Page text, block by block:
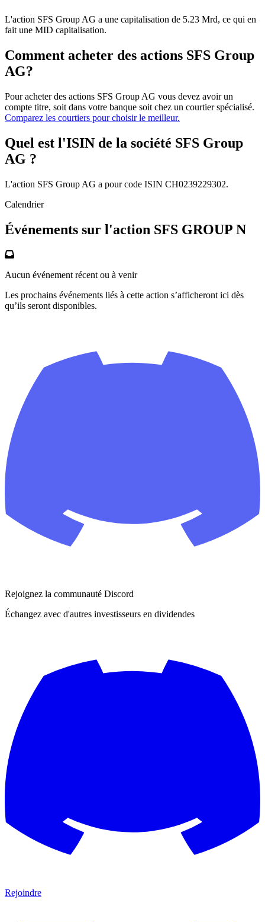
L'action SFS Group AG a une capitalisation de 5.23 Mrd, ce qui en
fait une MID capitalisation.
Comment acheter des actions SFS Group
AG?
Pour acheter des actions SFS Group AG vous devez avoir un
compte titre, soit dans votre banque soit chez un courtier spécialisé.
Comparez les courtiers pour choisir le meilleur.
Quel est l'ISIN de la société SFS Group
AG ?
L'action SFS Group AG a pour code ISIN CH0239229302.
Calendrier
Événements sur l'action SFS GROUP N
Aucun événement récent ou à venir
Les prochains événements liés à cette action s’afficheront ici dès
qu’ils seront disponibles.
Rejoignez la communauté Discord
Échangez avec d'autres investisseurs en dividendes
Rejoindre